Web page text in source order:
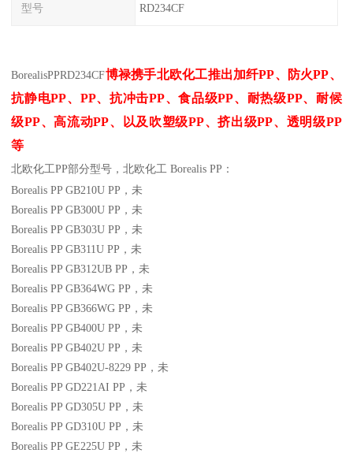
型号 RD234CF
BorealisPPRD234CF博禄携手北欧化工推出加纤PP、防火PP、
抗静电PP、 PP、抗冲击PP、食品级PP、耐热级PP、耐候
级PP、高流动PP、以及吹塑级PP、挤出级PP、透明级PP
等
北欧化工PP部分型号，北欧化工 Borealis PP：
Borealis PP GB210U PP ，未
Borealis PP GB300U PP ，未
Borealis PP GB303U PP ，未
Borealis PP GB311U PP ，未
Borealis PP GB312UB PP ，未
Borealis PP GB364WG PP ，未
Borealis PP GB366WG PP ，未
Borealis PP GB400U PP ，未
Borealis PP GB402U PP ，未
Borealis PP GB402U-8229 PP ，未
Borealis PP GD221AI PP ，未
Borealis PP GD305U PP ，未
Borealis PP GD310U PP ，未
Borealis PP GE225U PP ，未